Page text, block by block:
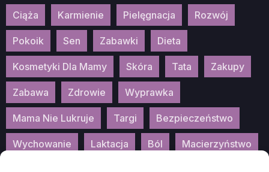
Ciąża Karmienie Pielęgnacja Rozwój
Pokoik Sen Zabawki Dieta
Kosmetyki Dla Mamy Skóra Tata Zakupy
Zabawa Zdrowie Wyprawka
Mama Nie Lukruje Targi Bezpieczeństwo
Wychowanie Laktacja Ból Macierzyństwo